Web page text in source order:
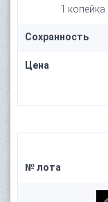
1 копейка
Сохранность
Цена
№ лота